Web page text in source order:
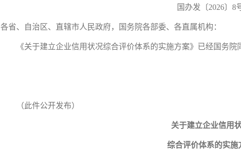
国办发〔2026〕8
各省、自治区、直辖市人民政府，国务院各部委、各直属机构：
《关于建立企业信用状况综合评价体系的实施方案》已经国务院
（此件公开发布）
关于建立企业信用
综合评价体系的实施